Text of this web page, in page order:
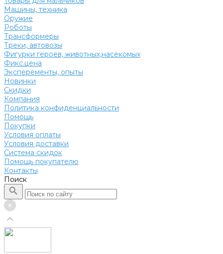
Машины, техника
Оружие
Роботы
Трансформеры
Треки, автовозы
Фигурки героев, животных,насекомых
Фикс.цена
Эксперементы, опыты
Новинки
Скидки
Компания
Политика конфиденциальности
Помощь
Покупки
Условия оплаты
Условия доставки
Система скидок
Помощь покупателю
Контакты
Поиск